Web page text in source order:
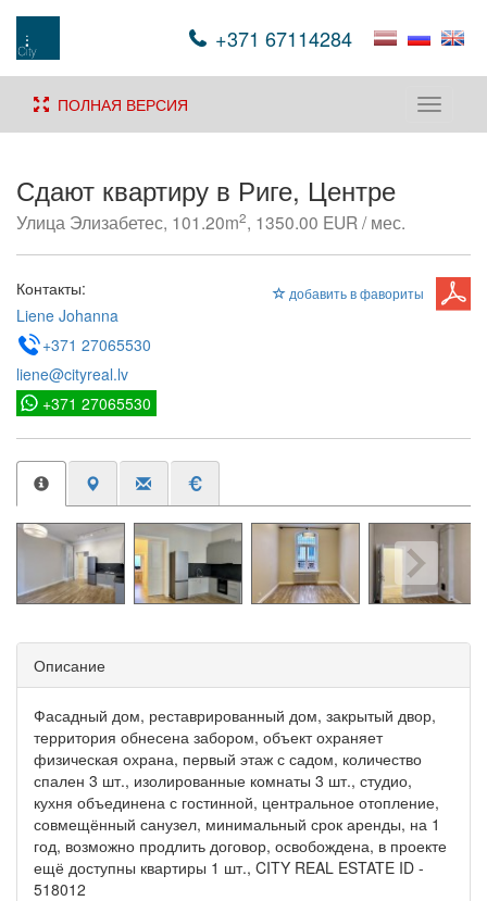
+371 67114284
Toggle
ПОЛНАЯ ВЕРСИЯ
Сдают квартиру в Риге, Центре
Улица Элизабетес, 101.20m2, 1350.00 EUR / мес.
добавить в фавориты
Контакты:
Liene Johanna
+371 27065530
liene@cityreal.lv
+371 27065530
Описание
Фасадный дом, реставрированный дом, закрытый двор,
территория обнесена забором, объект охраняет
физическая охрана, первый этаж с садом, количество
спален 3 шт., изолированные комнаты 3 шт., студио,
кухня объединена с гостинной, центральное отопление,
совмещённый санузел, минимальный срок аренды, на 1
год, возможно продлить договор, освобождена, в проекте
ещё доступны квартиры 1 шт., CITY REAL ESTATE ID -
518012